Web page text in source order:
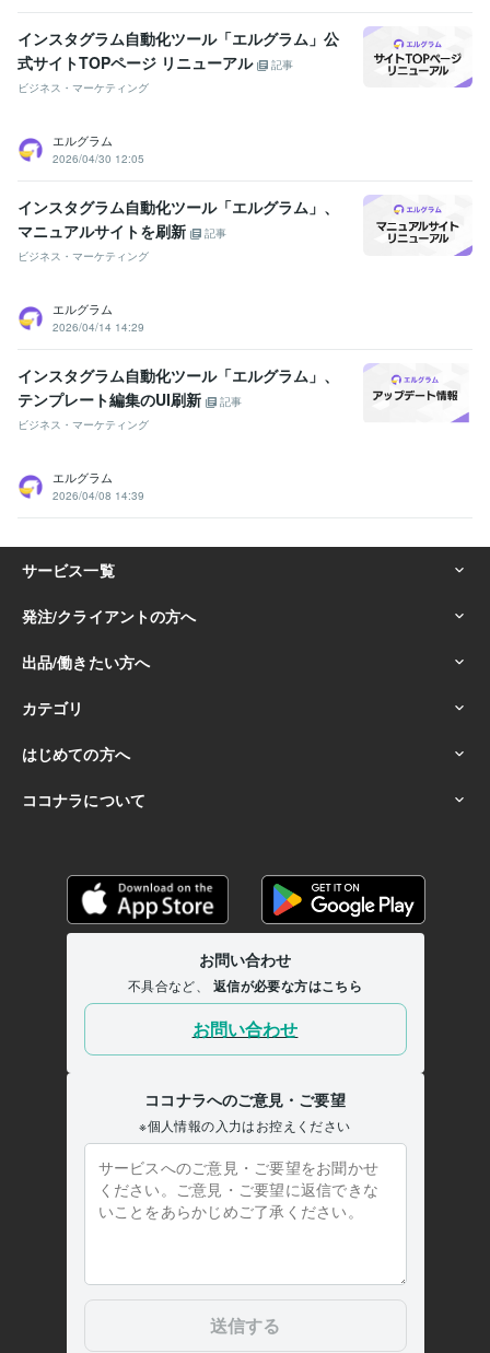
インスタグラム自動化ツール「エルグラム」公
式サイトTOPページ リニューアル
記事
ビジネス・マーケティング
エルグラム
2026/04/30 12:05
インスタグラム自動化ツール「エルグラム」、
マニュアルサイトを刷新
記事
ビジネス・マーケティング
エルグラム
2026/04/14 14:29
インスタグラム自動化ツール「エルグラム」、
テンプレート編集のUI刷新
記事
ビジネス・マーケティング
エルグラム
2026/04/08 14:39